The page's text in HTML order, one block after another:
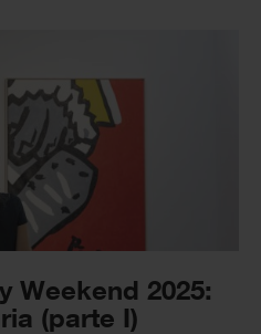
Weekend 2025:
(parte I)